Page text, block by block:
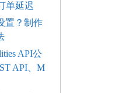
单延迟
置？制作
API公
API、M